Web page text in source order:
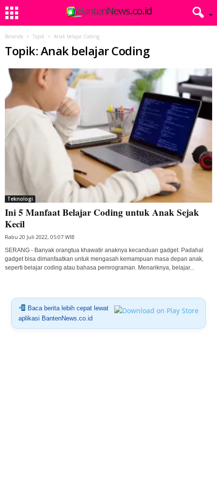
Beranda Topik Anak belajar Coding
Topik: Anak belajar Coding
Teknologi
Ini 5 Manfaat Belajar Coding untuk Anak Sejak
Kecil
Rabu 20 Juli 2022, 05:07 WIB
SERANG - Banyak orangtua khawatir anaknya kecanduan gadget. Padahal
gadget bisa dimanfaatkan untuk mengasah kemampuan masa depan anak,
seperti belajar coding atau bahasa pemrograman. Menariknya, belajar...
Baca berita lebih cepat lewat
aplikasi BantenNews.co.id